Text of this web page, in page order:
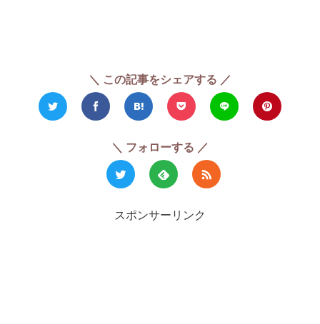
＼ この記事をシェアする ／
＼ フォローする ／
スポンサーリンク